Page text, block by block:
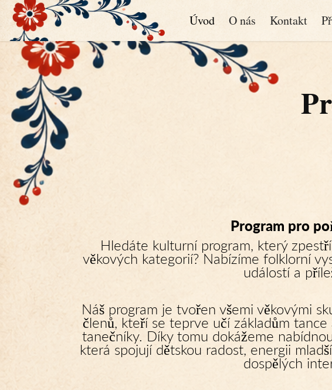
Úvod O nás Kontakt
Program pro
Hledáte kulturní program, který
věkových kategorií? Nabízíme folklorní
událostí a
Náš program je tvořen všemi věkovými
členů, kteří se teprve učí základům
tanečníky. Díky tomu dokážeme
která spojují dětskou radost, energii
dospělých